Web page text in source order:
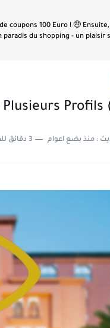
coupons 100 Euro ! 🤑
paradis du shopping - un plaisir
Profils
: منذ بضع اعوام 3 دقائق للقراءة